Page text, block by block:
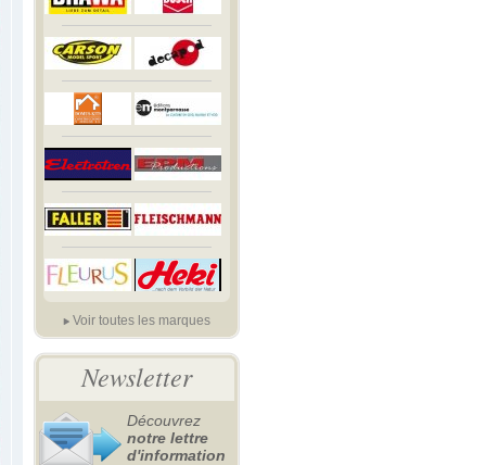
Voir toutes les marques
Newsletter
Découvrez
notre lettre
d'information